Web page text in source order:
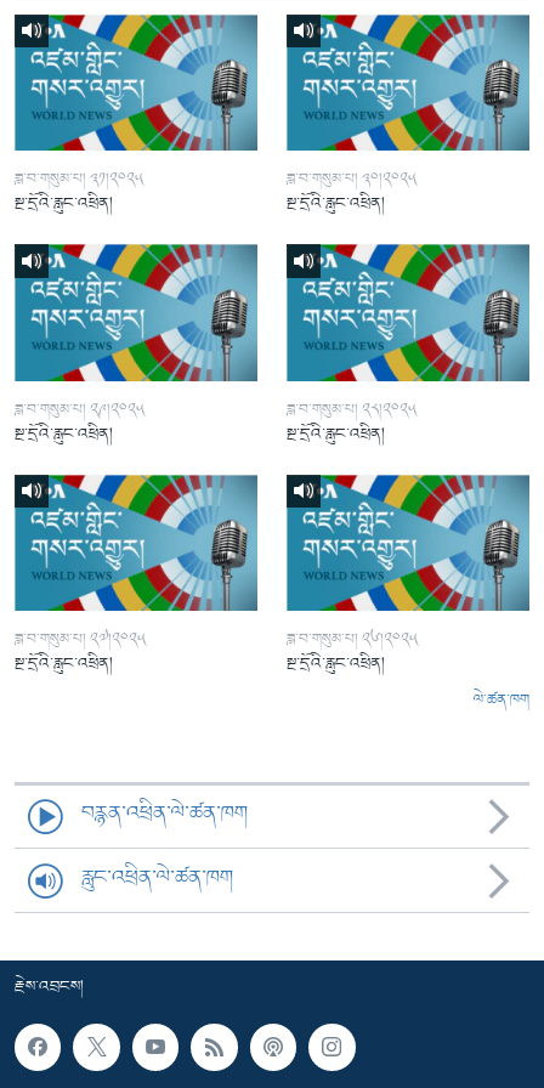
ཟླ་བ་གསུམ་པ། ༣༡།༢༠༢༥
སྔ་དྲོའི་རླུང་འཕྲིན།
ཟླ་བ་གསུམ་པ། ༣༠།༢༠༢༥
སྔ་དྲོའི་རླུང་འཕྲིན།
ཟླ་བ་གསུམ་པ། ༢༩།༢༠༢༥
སྔ་དྲོའི་རླུང་འཕྲིན།
ཟླ་བ་གསུམ་པ། ༢༨།༢༠༢༥
སྔ་དྲོའི་རླུང་འཕྲིན།
ཟླ་བ་གསུམ་པ། ༢༧།༢༠༢༥
སྔ་དྲོའི་རླུང་འཕྲིན།
ཟླ་བ་གསུམ་པ། ༢༦།༢༠༢༥
སྔ་དྲོའི་རླུང་འཕྲིན།
ལེ་ཚན་ཁག
བརྙན་འཕྲིན་ལེ་ཚན་ཁག
རླུང་འཕྲིན་ལེ་ཚན་ཁག
རྗེས་འབྲངས།